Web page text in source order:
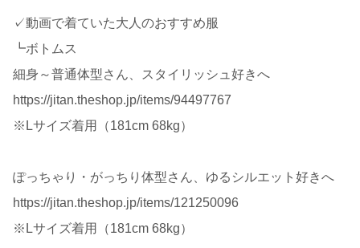
✓動画で着ていた大人のおすすめ服
┗ボトムス
細身～普通体型さん、スタイリッシュ好きへ
https://jitan.theshop.jp/items/94497767
※Lサイズ着用（181cm 68kg）
ぽっちゃり・がっちり体型さん、ゆるシルエット好きへ
https://jitan.theshop.jp/items/121250096
※Lサイズ着用（181cm 68kg）